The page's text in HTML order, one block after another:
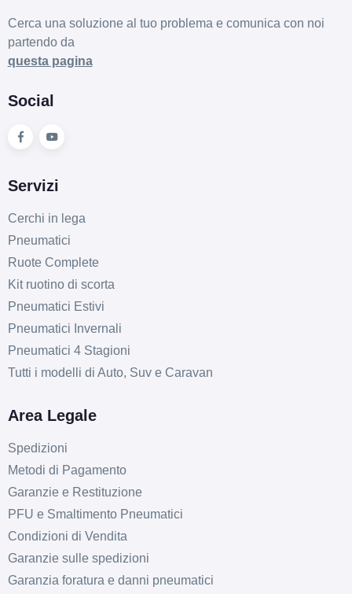
Cerca una soluzione al tuo problema e comunica con noi
partendo da
questa pagina
Social
Servizi
Cerchi in lega
Pneumatici
Ruote Complete
Kit ruotino di scorta
Pneumatici Estivi
Pneumatici Invernali
Pneumatici 4 Stagioni
Tutti i modelli di Auto, Suv e Caravan
Area Legale
Spedizioni
Metodi di Pagamento
Garanzie e Restituzione
PFU e Smaltimento Pneumatici
Condizioni di Vendita
Garanzie sulle spedizioni
Garanzia foratura e danni pneumatici